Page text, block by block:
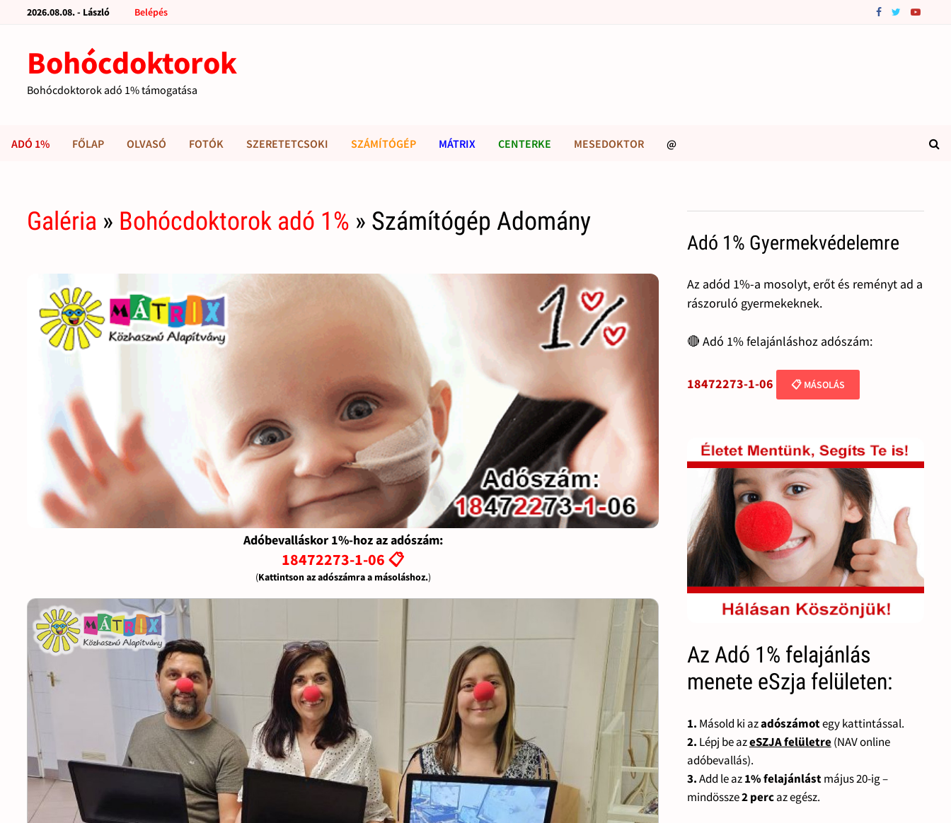
2026.08.08. - László Belépés
Bohócdoktorok
Bohócdoktorok adó 1% támogatása
ADÓ 1% FŐLAP OLVASÓ FOTÓK SZERETETCSOKI SZÁMÍTÓGÉP MÁTRIX CENTERKE MESEDOKTOR @
Galéria » Bohócdoktorok adó 1% » Számítógép Adomány
Adóbevalláskor 1%-hoz az adószám:
18472273-1-06 📋
(Kattintson az adószámra a másoláshoz.)
Adó 1% Gyermekvédelemre
Az adód 1%-a mosolyt, erőt és reményt ad a
rászoruló gyermekeknek.
🔴 Adó 1% felajánláshoz adószám:
18472273-1-06 📋 MÁSOLÁS
Az Adó 1% felajánlás
menete eSzja felületen:
1. Másold ki azadószámotegy kattintással.
2. Lépj be azeSZJA felületre(NAV online
adóbevallás).
3.Add le az1% felajánlástmájus 20-ig –
mindössze2 percaz egész.